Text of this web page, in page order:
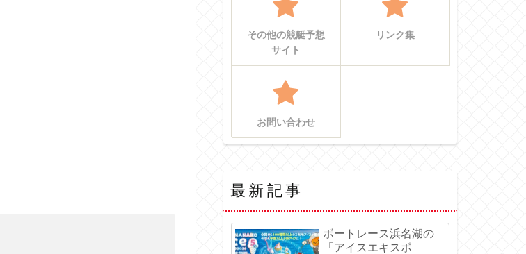
その他の競艇予想
サイト
リンク集
お問い合わせ
最新記事
ボートレース浜名湖の
「アイスエキスポ